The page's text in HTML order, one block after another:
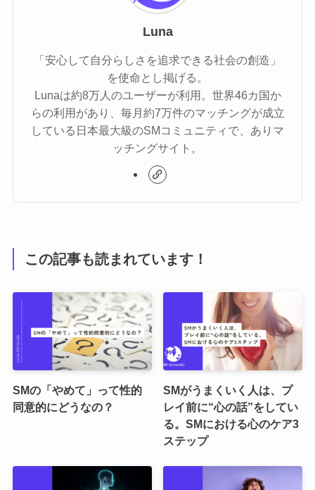
Luna
「安心して自分らしさを追求できる社会の創造」
を使命とし掲げる。
Lunaは約8万人のユーザーが利用。世界46カ国か
らの利用があり、毎月約7万件のマッチングが成立
している​日本最大級のSMコミュニティで、ありマ
ッチングサイト。
この記事も読まれています！
SMの「やめて」って性的
同意的にどうなの？
SMがうまくいく人は、プ
レイ前に“心の話”をしてい
る。SMにおける心のケア3
ステップ